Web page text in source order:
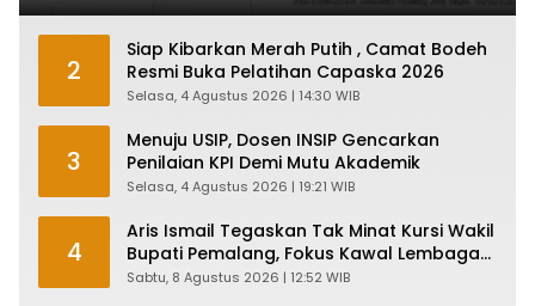
2
Siap Kibarkan Merah Putih , Camat Bodeh
Resmi Buka Pelatihan Capaska 2026
Selasa, 4 Agustus 2026 | 14:30 WIB
3
Menuju USIP, Dosen INSIP Gencarkan
Penilaian KPI Demi Mutu Akademik
Selasa, 4 Agustus 2026 | 19:21 WIB
4
Aris Ismail Tegaskan Tak Minat Kursi Wakil
Bupati Pemalang, Fokus Kawal Lembaga
Legislatif
Sabtu, 8 Agustus 2026 | 12:52 WIB